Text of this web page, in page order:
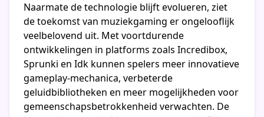
Naarmate de technologie blijft evolueren, ziet
de toekomst van muziekgaming er ongelooflijk
veelbelovend uit. Met voortdurende
ontwikkelingen in platforms zoals Incredibox,
Sprunki en Idk kunnen spelers meer innovatieve
gameplay-mechanica, verbeterde
geluidbibliotheken en meer mogelijkheden voor
gemeenschapsbetrokkenheid verwachten. De